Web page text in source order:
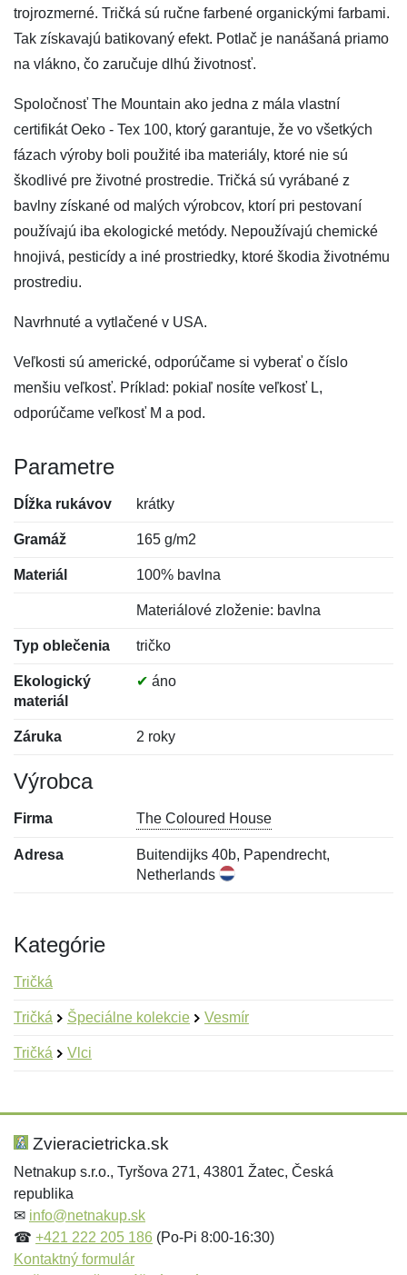
trojrozmerné. Tričká sú ručne farbené organickými farbami.
Tak získavajú batikovaný efekt. Potlač je nanášaná priamo
na vlákno, čo zaručuje dlhú životnosť.
Spoločnosť The Mountain ako jedna z mála vlastní
certifikát Oeko - Tex 100, ktorý garantuje, že vo všetkých
fázach výroby boli použité iba materiály, ktoré nie sú
škodlivé pre životné prostredie. Tričká sú vyrábané z
bavlny získané od malých výrobcov, ktorí pri pestovaní
používajú iba ekologické metódy. Nepoužívajú chemické
hnojivá, pesticídy a iné prostriedky, ktoré škodia životnému
prostrediu.
Navrhnuté a vytlačené v USA.
Veľkosti sú americké, odporúčame si vyberať o číslo
menšiu veľkosť. Príklad: pokiaľ nosíte veľkosť L,
odporúčame veľkosť M a pod.
Parametre
Dĺžka rukávov krátky
Gramáž 165 g/m2
Materiál 100% bavlna
Materiálové zloženie: bavlna
Typ oblečenia tričko
Ekologický
materiál
✔ áno
Záruka 2 roky
Výrobca
Firma The Coloured House
Adresa
Buitendijks 40b, Papendrecht,
Netherlands
Kategórie
Tričká
Tričká Špeciálne kolekcie Vesmír
Tričká Vlci
Hodnotenie:
Meno:*
Meno:
E-mail:*
Zvieracietricka.sk
Netnakup s.r.o., Tyršova 271, 43801 Žatec, Česká
republika
✉ info@netnakup.sk
☎ +421 222 205 186 (Po-Pi 8:00-16:30)
Kontaktný formulár